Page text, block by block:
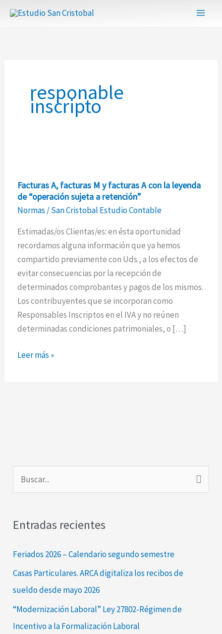
responable
inscripto
Facturas A, facturas M y facturas A con la leyenda
de “operación sujeta a retención”
Normas /San Cristobal Estudio Contable
Estimadas/os Clientas/es: en ésta oportunidad
recordamos alguna información que ya hemos
compartido previamente con Uds., a los efectos de
evitar consecuencias por la recepción de
determinados comprobantes y pagos de los mismos.
Los contribuyentes que se incorporan como
Responsables Inscriptos en el IVA y no reúnen
determinadas condiciones patrimoniales, o […]
A,
facturas
M
y
facturas
A
con
la
leyenda
de
“operación
aLeer más »
c
a
Entradas recientes
Feriados 2026 – Calendario segundo semestre
Casas Particulares. ARCA digitaliza los recibos de
sueldo desde mayo 2026
“Modernización Laboral” Ley 27802-Régimen de
Incentivo a la Formalización Laboral